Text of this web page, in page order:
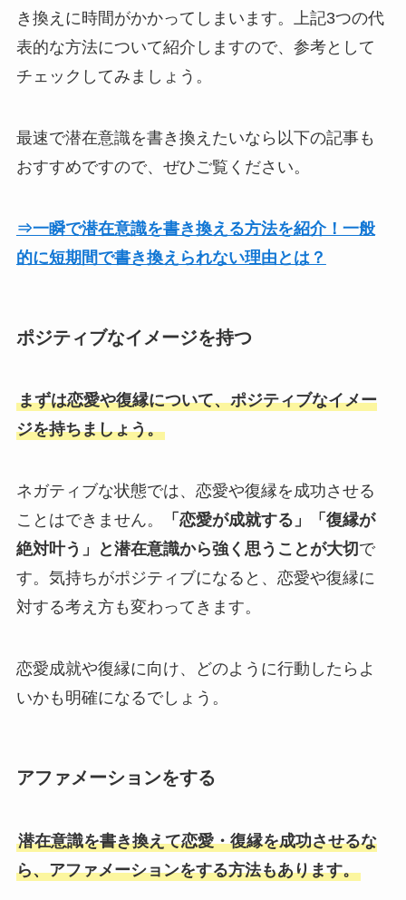
き換えに時間がかかってしまいます。上記3つの代
表的な方法について紹介しますので、参考として
チェックしてみましょう。
最速で潜在意識を書き換えたいなら以下の記事も
おすすめですので、ぜひご覧ください。
⇒一瞬で潜在意識を書き換える方法を紹介！一般
的に短期間で書き換えられない理由とは？
ポジティブなイメージを持つ
まずは恋愛や復縁について、ポジティブなイメー
ジを持ちましょう。
ネガティブな状態では、恋愛や復縁を成功させる
ことはできません。
「恋愛が成就する」「復縁が
絶対叶う」と潜在意識から強く思うことが大切 で
す。気持ちがポジティブになると、恋愛や復縁に
対する考え方も変わってきます。
恋愛成就や復縁に向け、どのように行動したらよ
いかも明確になるでしょう。
アファメーションをする
潜在意識を書き換えて恋愛・復縁を成功させるな
ら、アファメーションをする方法もあります。